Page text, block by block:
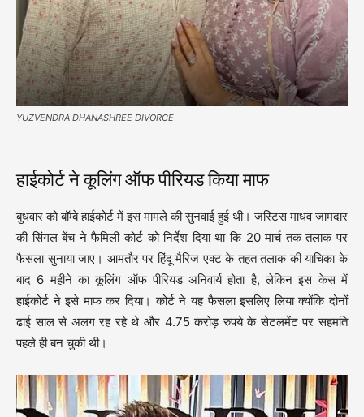
YUZVENDRA DHANASHREE DIVORCE
हाईकोर्ट ने कूलिंग ऑफ पीरियड किया माफ
बुधवार को बॉम्बे हाईकोर्ट में इस मामले की सुनवाई हुई थी। जस्टिस माधव जामदार
की सिंगल बेंच ने फैमिली कोर्ट को निर्देश दिया था कि 20 मार्च तक तलाक पर
फैसला सुनाया जाए। आमतौर पर हिंदू मैरिज एक्ट के तहत तलाक की याचिका के
बाद 6 महीने का कूलिंग ऑफ पीरियड अनिवार्य होता है, लेकिन इस केस में
हाईकोर्ट ने इसे माफ कर दिया। कोर्ट ने यह फैसला इसलिए लिया क्योंकि दोनों
ढाई साल से अलग रह रहे थे और 4.75 करोड़ रुपये के सेटलमेंट पर सहमति
पहले ही बन चुकी थी।